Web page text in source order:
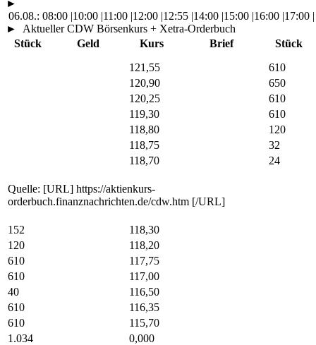
►
06.08.: 08:00 |10:00 |11:00 |12:00 |12:55 |14:00 |15:00 |16:00 |17:00 |
►
Aktueller CDW Börsenkurs + Xetra-Orderbuch
Stück
Geld Kurs Brief
Stück
121,55
610
120,90
650
120,25
610
119,30
610
118,80
120
118,75
32
118,70
24
Quelle: [URL] https://aktienkurs-
orderbuch.finanznachrichten.de/cdw.htm [/URL]
152
118,30
120
118,20
610
117,75
610
117,00
40
116,50
610
116,35
610
115,70
1.034
0,000